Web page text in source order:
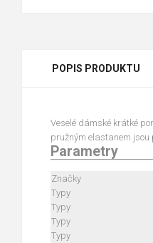
POPIS PRODUKTU
Veselé dámské krátké
pružným elastanem jsou
Parametry
Značky
Typy
Typy
Typy
Typy